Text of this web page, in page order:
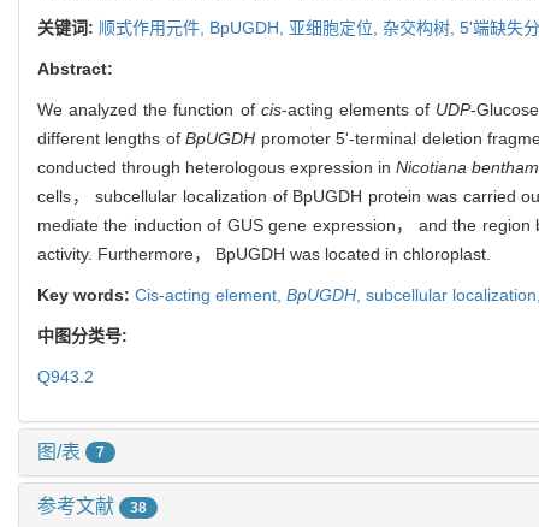
关键词: 顺式作用元件, BpUGDH, 亚细胞定位, 杂交构树, 5'端缺失
Abstract:
We analyzed the function of cis-acting elements of UDP-
different lengths ofBpUGDH promoter 5'-terminal deletion
conducted through heterologous expression inNicotiana
cells， subcellular localization of BpUGDH protein was carried
mediate the induction of GUS gene expression， and the
activity. Furthermore， BpUGDH was located in chloroplast.
Key words: Cis-acting element, BpUGDH subcellular
中图分类号:
Q943.2
图/表 7
参考文献 38